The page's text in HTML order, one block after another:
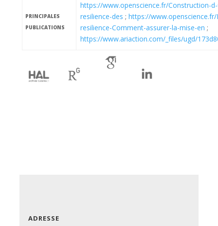
PRINCIPALES
PUBLICATIONS
https://www.openscience.fr/Construction-
resilience-des ; https://
resilience-Comment-assurer-la-mise-en ;
https://www.ariaction.com/_files/ugd/
ADRESSE